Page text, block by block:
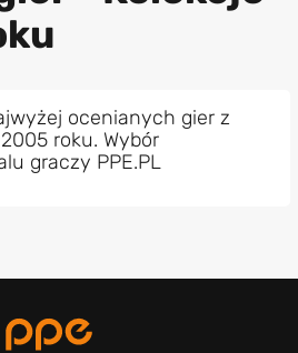
ocenianych gier z
roku. Wybór
graczy PPE.PL